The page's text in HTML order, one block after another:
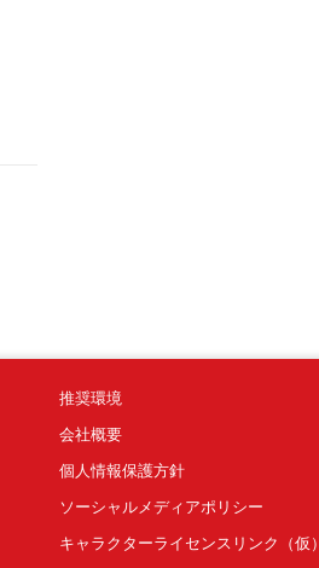
推奨環境
会社概要
個人情報保護方針
ソーシャルメディアポリシー
キャラクターライセンスリンク（仮）